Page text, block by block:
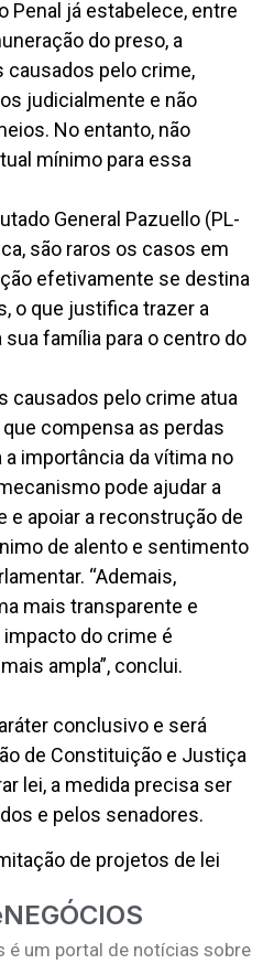
Penal já estabelece, entre
do preso, a
causados pelo crime,
judicialmente e não
No entanto, não
mínimo para essa
General Pazuello (PL-
são raros os casos em
efetivamente se destina
o que justifica trazer a
sua família para o centro do
causados pelo crime atua
compensa as perdas
importância da vítima no
pode ajudar a
e apoiar a reconstrução de
de alento e sentimento
“Ademais,
mais transparente e
do crime é
ampla”, conclui.
conclusivo e será
de Constituição e Justiça
lei, a medida precisa ser
e pelos senadores.
de projetos de lei
é um portal de notícias sobre